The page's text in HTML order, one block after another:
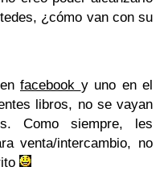
¿cómo van con su
facebook y uno en el
libros, no se vayan
Como siempre, les
venta/intercambio, no